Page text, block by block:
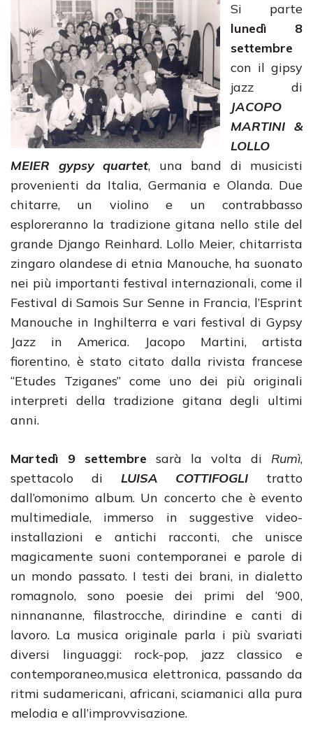
Si parte
lunedì 8
settembre
con il gipsy
jazz di
JACOPO
MARTINI &
LOLLO
MEIER
gypsy quartet, una band di musicisti
provenienti da Italia, Germania e Olanda. Due
chitarre, un violino e un contrabbasso
esploreranno la tradizione gitana nello stile del
grande Django Reinhard. Lollo Meier, chitarrista
zingaro olandese di etnia Manouche, ha suonato
nei più importanti festival internazionali, come il
Festival di Samois Sur Senne in Francia, l’Esprint
Manouche in Inghilterra e vari festival di Gypsy
Jazz in America. Jacopo Martini, artista
fiorentino, è stato citato dalla rivista francese
“Etudes Tziganes” come uno dei più originali
interpreti della tradizione gitana degli ultimi
anni.
Martedì 9 settembre sarà la volta di Rumì,
spettacolo di LUISA COTTIFOGLI tratto
dall’omonimo album. Un concerto che è evento
multimediale, immerso in suggestive video-
installazioni e antichi racconti, che unisce
magicamente suoni contemporanei e parole di
un mondo passato. I testi dei brani, in dialetto
romagnolo, sono poesie dei primi del ‘900,
ninnananne, filastrocche, dirindine e canti di
lavoro. La musica originale parla i più svariati
diversi linguaggi: rock-pop, jazz classico e
contemporaneo,musica elettronica, passando da
ritmi sudamericani, africani, sciamanici alla pura
melodia e all’improvvisazione.